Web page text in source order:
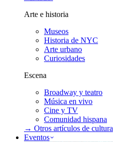
Arte e historia
Museos
Historia de NYC
Arte urbano
Curiosidades
Escena
Broadway y teatro
Música en vivo
Cine y TV
Comunidad hispana
→ Otros artículos de cultura
Eventos